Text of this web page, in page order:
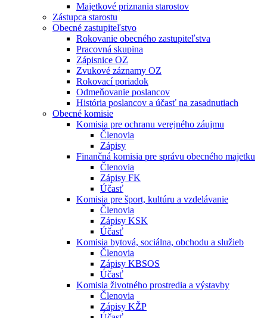
Majetkové priznania starostov
Zástupca starostu
Obecné zastupiteľstvo
Rokovanie obecného zastupiteľstva
Pracovná skupina
Zápisnice OZ
Zvukové záznamy OZ
Rokovací poriadok
Odmeňovanie poslancov
História poslancov a účasť na zasadnutiach
Obecné komisie
Komisia pre ochranu verejného záujmu
Členovia
Zápisy
Finančná komisia pre správu obecného majetku
Členovia
Zápisy FK
Účasť
Komisia pre šport, kultúru a vzdelávanie
Členovia
Zápisy KSK
Účasť
Komisia bytová, sociálna, obchodu a služieb
Členovia
Zápisy KBSOS
Účasť
Komisia životného prostredia a výstavby
Členovia
Zápisy KŽP